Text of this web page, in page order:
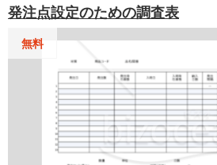
管理表とは 質問や回答の進捗を管理
のステータスや緊急度に応じて対応
質問の状態や緊急度に応じて進捗を
に便利です。 ■利用シーン ・社内外からの問い合わせ対応
の進捗管理（例：取引先からの質問
理） ・FAQの更新や追加情報の把
対する回答の進捗を可視化し、FAQ
断） ・プロジェクトにおけるタス
発注点設定のための調査表
無料